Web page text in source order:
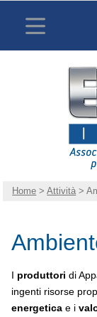
Home >Attività >
I produttori di
ingenti risorse
energetica e i